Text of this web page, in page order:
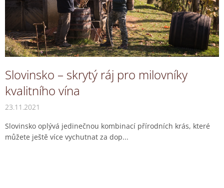
ů
Slovinsko – skrytý ráj pro milovníky
kvalitního vína
23.11.2021
Slovinsko oplývá jedinečnou kombinací přírodních krás, které
můžete ještě více vychutnat za dop...